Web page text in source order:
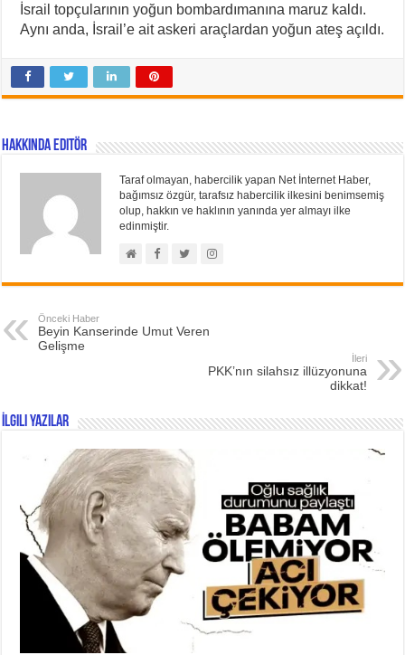
İsrail topçularının yoğun bombardımanına maruz kaldı.
Aynı anda, İsrail’e ait askeri araçlardan yoğun ateş açıldı.
Hakkında Editör
Taraf olmayan, habercilik yapan Net İnternet Haber,
bağımsız özgür, tarafsız habercilik ilkesini benimsemiş
olup, hakkın ve haklının yanında yer almayı ilke
edinmiştir.
Önceki Haber
Beyin Kanserinde Umut Veren
Gelişme
İleri
PKK’nın silahsız illüzyonuna
dikkat!
İlgili Yazılar